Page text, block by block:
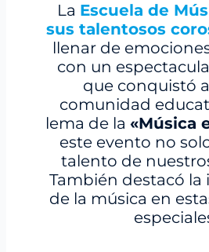
La Escuela de
sus talentosos
llenar de
con un
que conquistó
comunidad
lema de la «Música
este evento no
talento de
También destacó
de la música en